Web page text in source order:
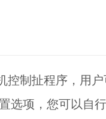
制扯程序，用户
项，您可以自行